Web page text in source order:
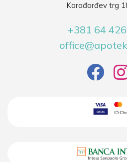
Karađorđev trg
+381 64